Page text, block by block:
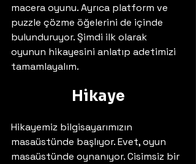
macera oyunu. Ayrıca platform ve
puzzle çözme öğelerini de içinde
bulunduruyor. Şimdi ilk olarak
oyunun hikayesini anlatıp adetimizi
tamamlayalım.
Hikaye
Hikayemiz bilgisayarımızın
masaüstünde başlıyor. Evet, oyun
masaüstünde oynanıyor. Cisimsiz bir